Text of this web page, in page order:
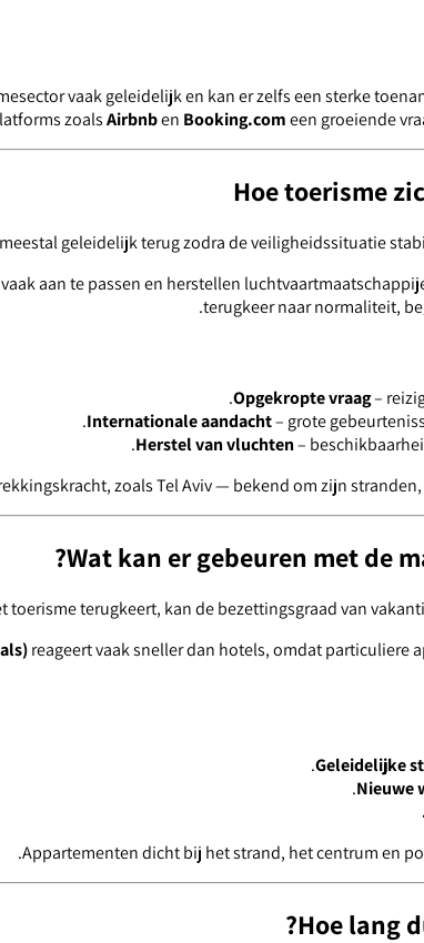
vaak geleidelijk en kan er zelfs een sterke
zoalsAirbnben Booking.comeen groeiende
Hoe toerisme
geleidelijk terug zodra de veiligheidssituatie
aan te passen en herstellen
terugkeer naar normaliteit,
Opgekropte vraag–
Internationale aandacht– grote
Herstel van vluchten–
zoals Tel Aviv — bekend om zijn
Wat kan er gebeuren met de
toerisme terugkeert, kan de bezettingsgraad van
reageert vaak sneller dan hotels, omdat particuliere
Geleidelijke
Nieuwe
Appartementen dicht bij het strand, het centrum en
Hoe lang